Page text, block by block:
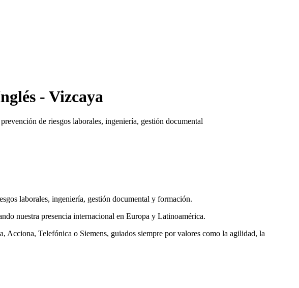
- Vizcaya
de riesgos laborales, ingeniería, gestión documental
laborales, ingeniería, gestión documental y formación.
nuestra presencia internacional en Europa y Latinoamérica.
Telefónica o Siemens, guiados siempre por valores como la agilidad, la